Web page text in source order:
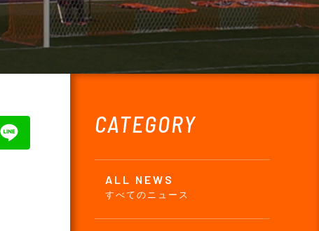
CATEGORY
ALL NEWS
すべてのニュース